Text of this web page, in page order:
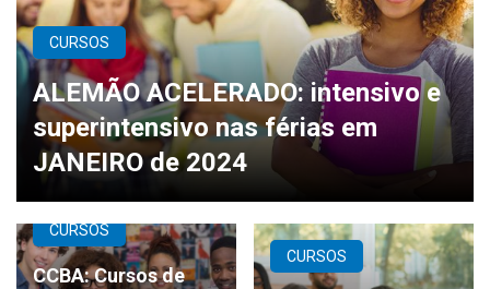
CURSOS
ALEMÃO ACELERADO: intensivo e
superintensivo nas férias em
JANEIRO de 2024
CURSOS
CCBA: Cursos de
CURSOS